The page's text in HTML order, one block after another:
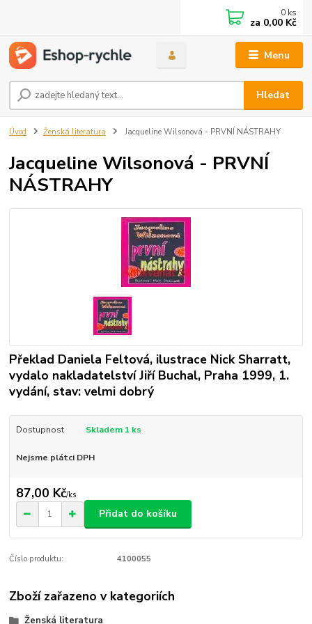
Menu
Hledat
0 ks
za 0,00 Kč
Úvod Ženská literatura Jacqueline Wilsonová - PRVNÍ NÁSTRAHY
Jacqueline Wilsonová - PRVNÍ
NÁSTRAHY
Překlad Daniela Feltová, ilustrace Nick Sharratt,
vydalo nakladatelství Jiří Buchal, Praha 1999, 1.
vydání, stav: velmi dobrý
Dostupnost Skladem 1 ks
Nejsme plátci DPH
87,00 Kč/ks
Přidat do košíku
Číslo produktu: 4100055
Zboží zařazeno v kategoriích
Ženská literatura